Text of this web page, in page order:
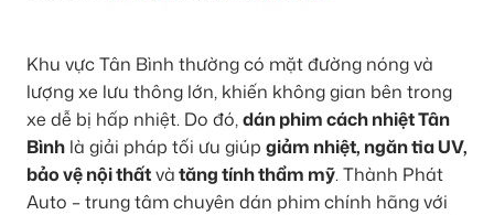
Khu vực Tân Bình thường có mặt đường nóng và
lượng xe lưu thông lớn, khiến không gian bên trong
xe dễ bị hấp nhiệt. Do đó,dán phim cách nhiệt Tân
Bình là giải pháp tối ưu giúp giảm nhiệt, ngăn tia UV,
bảo vệ nội thấtvàtăng tính thẩm mỹ. Thành Phát
Auto – trung tâm chuyên dán phim chính hãng với